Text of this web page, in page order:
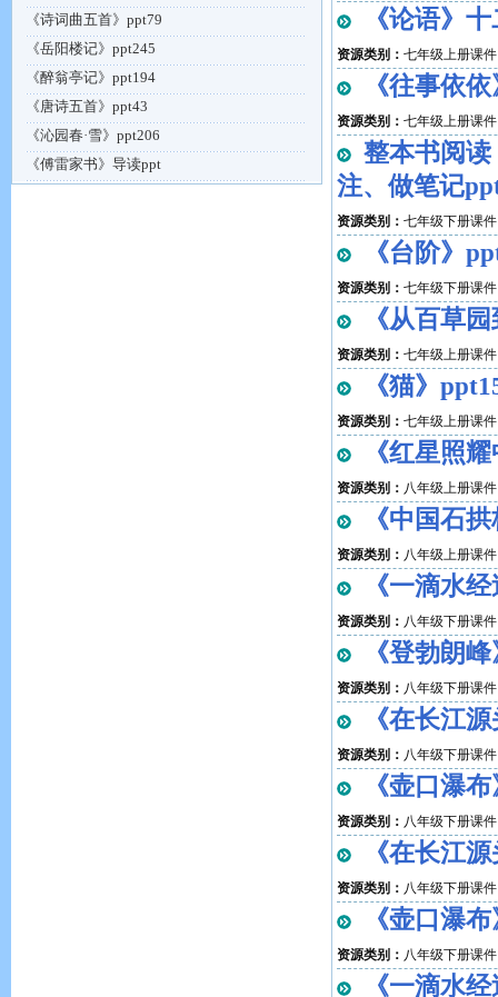
《诗词曲五首》ppt79
《岳阳楼记》ppt245
《醉翁亭记》ppt194
《唐诗五首》ppt43
《沁园春·雪》ppt206
《傅雷家书》导读ppt
《论语》
资源类别： 七年级上册课件
《往事依
资源类别： 七年级上册课件
整本书阅
注、做笔记
资源类别： 七年级下册课件
《台阶》
资源类别： 七年级下册课件
《从百草
资源类别： 七年级上册课件
《猫》
资源类别： 七年级上册课件
《红星照
资源类别： 八年级上册课件
《中国石
资源类别： 八年级上册课件
《一滴水
资源类别： 八年级下册课件
《登勃朗
资源类别： 八年级下册课件
《在长江
资源类别： 八年级下册课件
《壶口瀑
资源类别： 八年级下册课件
《在长江
资源类别： 八年级下册课件
《壶口瀑
资源类别： 八年级下册课件
《一滴水